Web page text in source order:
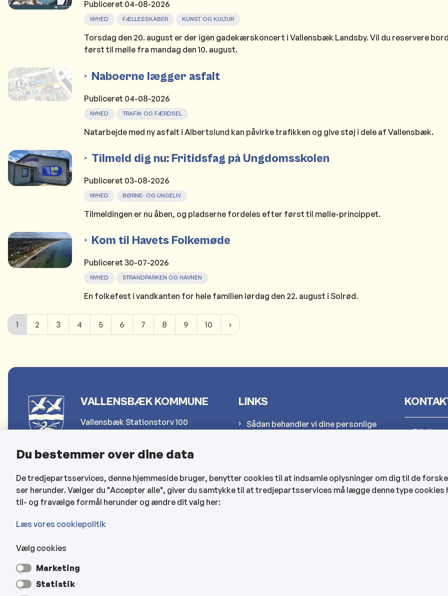
Publiceret 04-08-2026
NYHED FÆLLESSKABER KUNST OG KULTUR
Torsdag den 20. august er der igen gadekærskoncert i Vallensbæk Landsby. Vil du reservere
først til mølle fra mandag den 10. august.
Naboerne lægger asfalt
Publiceret 04-08-2026
NYHED TRAFIK OG FÆRDSEL
Natarbejde med ny asfalt i Albertslund kan påvirke trafikken og give støj i dele af Vallensbæk.
Tilmeld dig nu: Fritidsfag på Ungdomsskolen
Publiceret 03-08-2026
NYHED BØRNE- OG UNGELIV
Tilmeldingen er nu åben, og pladserne fordeles efter først til mølle-princippet.
Kom til Havets Folkemøde
Publiceret 30-07-2026
NYHED STRANDPARKEN OG HAVNEN
En folkefest i vandkanten for hele familien lørdag den 22. august i Solrød.
1 2 3 4 5 6 7 8 9 10
VALLENSBÆK KOMMUNE
Vallensbæk Stationstorv 100
Telefon: 4797 4000
Send sikker post (for borgere)
Send sikker post (for erhverv)
kommune@vallensbaek.dk
LINKS
Sådan behandler vi dine personlige
CVR og bankoplysninger
Du bestemmer over dine data
De tredjepartsservices, denne hjemmeside bruger, benytter cookies til at indsamle oplysninger om dig til de
ser herunder. Vælger du "Accepter alle", giver du samtykke til at tredjepartsservices må lægge denne type cookies
til- og fravælge formål herunder og ændre dit valg her:
Læs vores cookiepolitik
Vælg cookies
Marketing
Statistik